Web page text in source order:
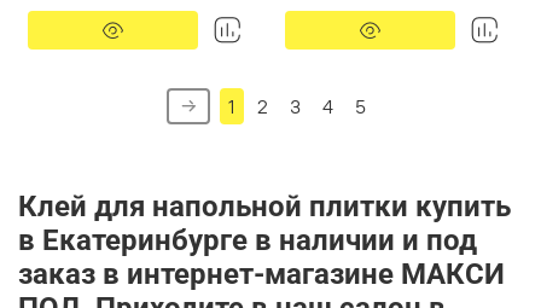
Морозостойкость:
Расход (г/м2):300-350
Расход (г/м2):250-290
1 2 3 4 5
Клей для напольной плитки купить
в Екатеринбурге в наличии и под
заказ в интернет-магазине МАКСИ